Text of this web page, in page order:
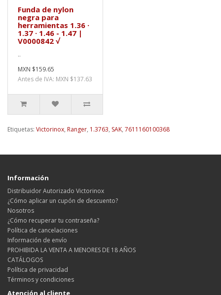
Funda de nylon
negra para
herramientas 1.36 ·
1.37 · 1.46 - 1.47 |
V0000842 √
..
MXN $159.65
Antes de IVA: MXN $137.63
Etiquetas: Victorinox, Ranger, 1.3763, SAK, 7611160100368
Información
Distribuidor Autorizado Victorinox
¿Cómo aplicar un cupón de descuento?
Nosotros
¿Cómo recuperar tu contraseña?
Política de cancelaciones
Información de envío
PROHIBIDA LA VENTA A MENORES DE 18 AÑOS
CATÁLOGOS
Política de privacidad
Términos y condiciones
Atención al cliente